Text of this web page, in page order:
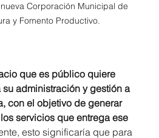
Corporación Municipal de
y Fomento Productivo.
que es público quiere
administración y gestión a
con el objetivo de generar
servicios que entrega ese
esto significaría que para